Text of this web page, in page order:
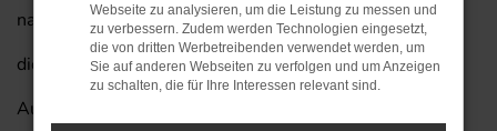
nach Heilbronn. Wir vom Autohaus am Prinzert bringen
die Erfahrung von mehr als 85 Jahren in der
Automobilbranche in jedes Beratungsgespräch mit ein.
Webseite zu analysieren, um die Leistung zu messen und
zu verbessern. Zudem werden Technologien eingesetzt,
die von dritten Werbetreibenden verwendet werden, um
Sie auf anderen Webseiten zu verfolgen und um Anzeigen
zu schalten, die für Ihre Interessen relevant sind.